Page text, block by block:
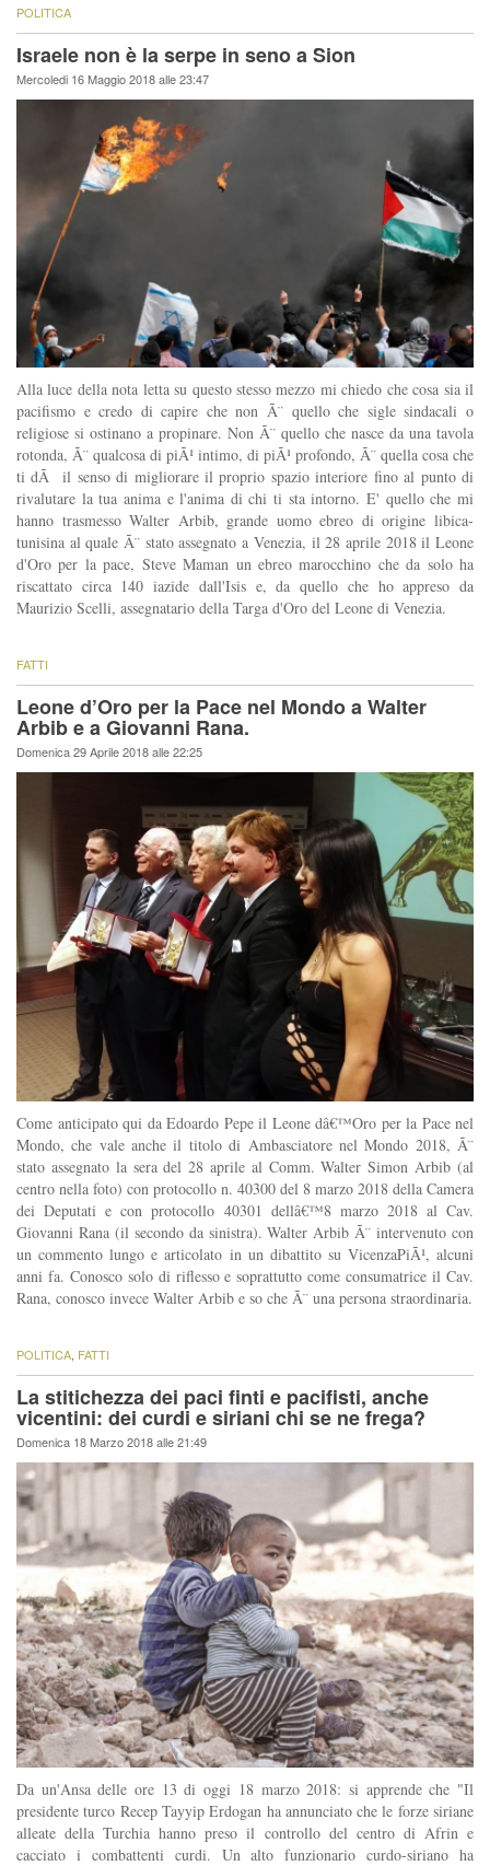
POLITICA
Israele non è la serpe in seno a Sion
Mercoledi 16 Maggio 2018 alle 23:47
Alla luce della nota letta su questo stesso mezzo mi chiedo che cosa sia il
pacifismo e credo di capire che non Ã¨ quello che sigle sindacali o
religiose si ostinano a propinare. Non Ã¨ quello che nasce da una tavola
rotonda, Ã¨ qualcosa di piÃ¹ intimo, di piÃ¹ profondo, Ã¨ quella cosa che
ti dÃ il senso di migliorare il proprio spazio interiore fino al punto di
rivalutare la tua anima e l'anima di chi ti sta intorno. E' quello che mi
hanno trasmesso Walter Arbib, grande uomo ebreo di origine libica-
tunisina al quale Ã¨ stato assegnato a Venezia, il 28 aprile 2018 il Leone
d'Oro per la pace, Steve Maman un ebreo marocchino che da solo ha
riscattato circa 140 iazide dall'Isis e, da quello che ho appreso da
Maurizio Scelli, assegnatario della Targa d'Oro del Leone di Venezia.
FATTI
Leone d’Oro per la Pace nel Mondo a Walter
Arbib e a Giovanni Rana.
Domenica 29 Aprile 2018 alle 22:25
Come anticipato qui da Edoardo Pepe il Leone dâ€™Oro per la Pace nel
Mondo, che vale anche il titolo di Ambasciatore nel Mondo 2018, Ã¨
stato assegnato la sera del 28 aprile al Comm. Walter Simon Arbib (al
centro nella foto) con protocollo n. 40300 del 8 marzo 2018 della Camera
dei Deputati e con protocollo 40301 dellâ€™8 marzo 2018 al Cav.
Giovanni Rana (il secondo da sinistra). Walter Arbib Ã¨ intervenuto con
un commento lungo e articolato in un dibattito su VicenzaPiÃ¹, alcuni
anni fa. Conosco solo di riflesso e soprattutto come consumatrice il Cav.
Rana, conosco invece Walter Arbib e so che Ã¨ una persona straordinaria.
POLITICA FATTI
La stitichezza dei paci finti e pacifisti, anche
vicentini: dei curdi e siriani chi se ne frega?
Domenica 18 Marzo 2018 alle 21:49
Da un'Ansa delle ore 13 di oggi 18 marzo 2018: si apprende che "Il
presidente turco Recep Tayyip Erdogan ha annunciato che le forze siriane
alleate della Turchia hanno preso il controllo del centro di Afrin e
cacciato i combattenti curdi. Un alto funzionario curdo-siriano ha